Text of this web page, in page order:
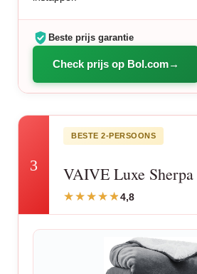
Beste prijs garantie
Check prijs op Bol.com
3
BESTE 2-PERSOONS
VAIVE Luxe Sherpa
4,8